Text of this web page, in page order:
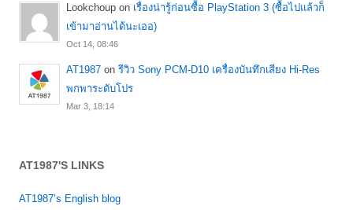
Lookchoup on เรื่องน่ารู้ก่อนซื้อ PlayStation 3 (ซื้อไปแล้วก็
เข้ามาอ่านได้นะเออ)
Oct 14, 08:46
AT1987 on รีวิว Sony PCM-D10 เครื่องบันทึกเสียง Hi-Res
พกพาระดับโปร
Mar 3, 18:14
AT1987'S LINKS
AT1987’s English blog